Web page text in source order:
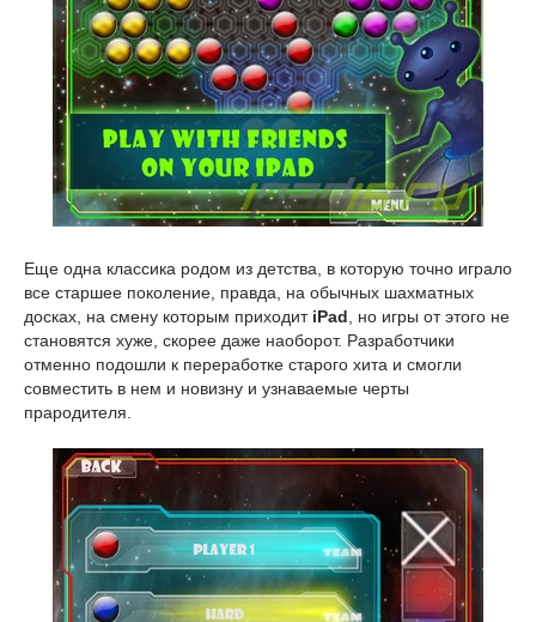
Еще одна классика родом из детства, в которую точно играло
все старшее поколение, правда, на обычных шахматных
досках, на смену которым приходит iPad , но игры от этого не
становятся хуже, скорее даже наоборот. Разработчики
отменно подошли к переработке старого хита и смогли
совместить в нем и новизну и узнаваемые черты
прародителя.